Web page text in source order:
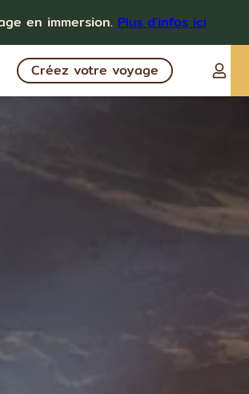
en immersion. Plus d'infos ici
Créez votre voyage